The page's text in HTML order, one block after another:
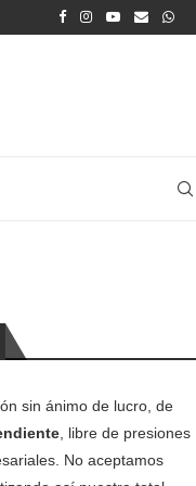
sin ánimo de lucro, de
, libre de presiones
No aceptamos